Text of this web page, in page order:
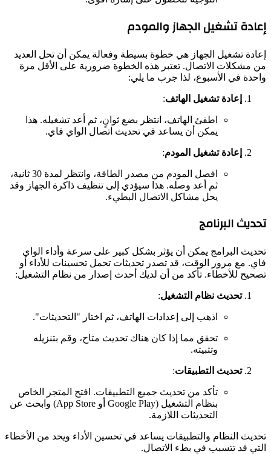
إعادة تشغيل الجهاز والمودم
إعادة تشغيل الجهاز هي خطوة بسيطة وفعالة يمكن أن تحل العديد
من مشكلات الاتصال. تعتبر هذه الخطوة ضرورية على الأقل مرة
واحدة في الأسبوع، لذا جرب ما يلي:
إعادة تشغيل الهاتف:
اطفئ الهاتف، انتظر بضع ثوانٍ، ثم أعد تشغيله. هذا
يمكن أن يساعد في تحديث اتصال الواي فاي.
إعادة تشغيل المودم:
افصل المودم من مصدر الطاقة، وانتظر لمدة 30 ثانية،
ثم أعد وصله. هذا سيؤدي إلى تنظيف ذاكرة الجهاز وقد
يحل مشاكل الاتصال البطيء.
تحديث البرنامج
تحديث البرامج يمكن أن يؤثر بشكل كبير على سرعة وأداء الواي
فاي. مع مرور الوقت، قد تصدر تحديثات تحمل تحسينات للأداء أو
تصحيح للأخطاء. تأكد من أن لديك أحدث إصدار من نظام التشغيل:
تحديث نظام التشغيل:
اذهب إلى إعدادات الهاتف، ثم اختار "التحديثات".
تحقق مما إذا كان هناك تحديث متاح، وقم بتنزيله
وتثبيته.
تحديث التطبيقات:
تأكد من تحديث جميع التطبيقات. افتح المتجر الخاص
بنظام التشغيل (Google Play أو App Store) وابحث عن
التحديثات اللازمة.
تحديث النظام والتطبيقات يساعد في تحسين الأداء ويحد من الأخطاء
التي قد تتسبب في بطء الاتصال.